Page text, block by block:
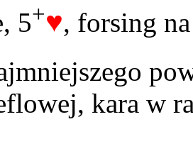
5+♥, forsing
kara w